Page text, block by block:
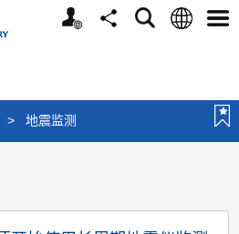
个
分
搜
语
选
> 地震监测